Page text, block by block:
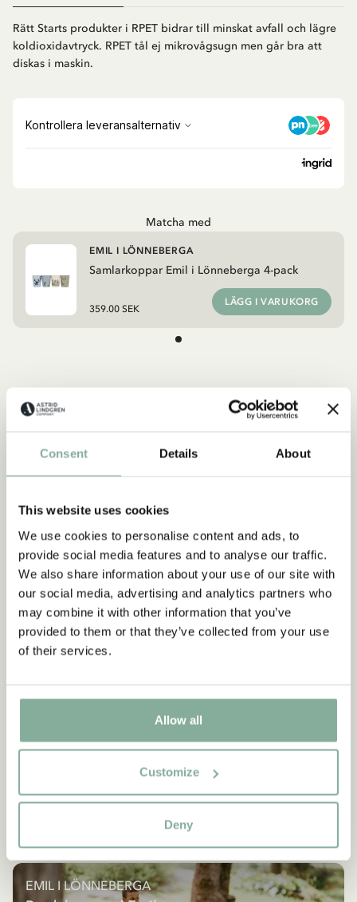
Consent Details About
This website uses cookies
We use cookies to personalise content and ads, to
provide social media features and to analyse our traffic.
We also share information about your use of our site with
our social media, advertising and analytics partners who
may combine it with other information that you’ve
provided to them or that they’ve collected from your use
of their services.
Allow all
Customize
Deny
Rätt Starts produkter i RPET bidrar till minskat avfall och lägre
koldioxidavtryck. RPET tål ej mikrovågsugn men går bra att
diskas i maskin.
Matcha med
Samlarkoppar Emil i Lönneberga 4-pack
EMIL I LÖNNEBERGA
359.00 SEK
LÄGG I VARUKORG
BÖCKER
Upptäck mer Inredning
TEXTIL DUKNING
BRICKOR
EMIL I LÖNNEBERGA